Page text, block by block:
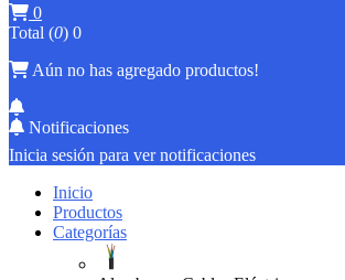
0
Total (0) 0
Aún no has agregado productos!
Notificaciones
Inicia sesión para ver notificaciones
Inicio
Productos
Categorías